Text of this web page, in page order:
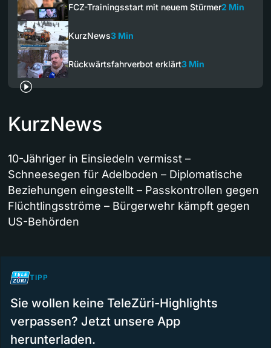
FCZ-Trainingsstart mit neuem Stürmer2 Min
KurzNews3 Min
Rückwärtsfahrverbot erklärt3 Min
KurzNews
10-Jähriger in Einsiedeln vermisst –
Schneesegen für Adelboden – Diplomatische
Beziehungen eingestellt – Passkontrollen gegen
Flüchtlingsströme – Bürgerwehr kämpft gegen
US-Behörden
TIPP
Sie wollen keine TeleZüri-Highlights
verpassen? Jetzt unsere App
herunterladen.